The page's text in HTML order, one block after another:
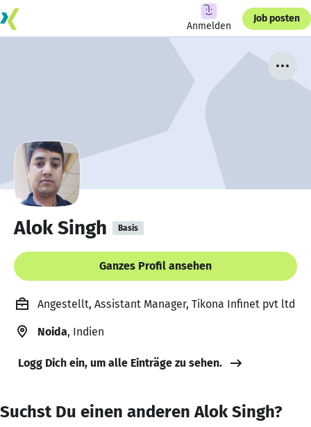
Anmelden
Job posten
Alok Singh Basis
Ganzes Profil ansehen
Angestellt, Assistant Manager, Tikona Infinet pvt ltd
Noida, Indien
Logg Dich ein, um alle Einträge zu sehen.
Suchst Du einen anderen Alok Singh?